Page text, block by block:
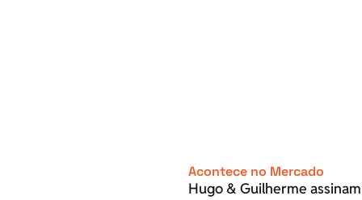
Acontece no Mercado
Hugo & Guilherme